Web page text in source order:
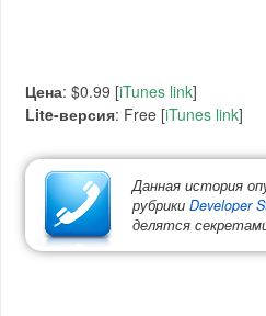
Цена: $0.99 [iTunes link]
Lite-версия: Free [iTunes link]
Данная история
рубрикиDeveloper
делятся